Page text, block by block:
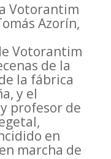
Votorantim
Azorín,
Votorantim
de la
la fábrica
y el
profesor de
en
marcha de